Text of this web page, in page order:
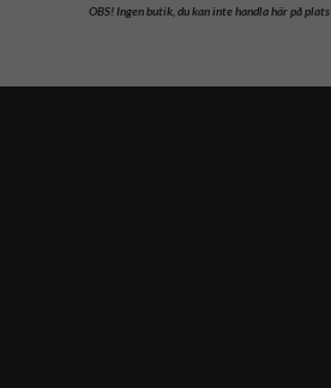
OBS!Ingen butik, du kan inte handla här på plats